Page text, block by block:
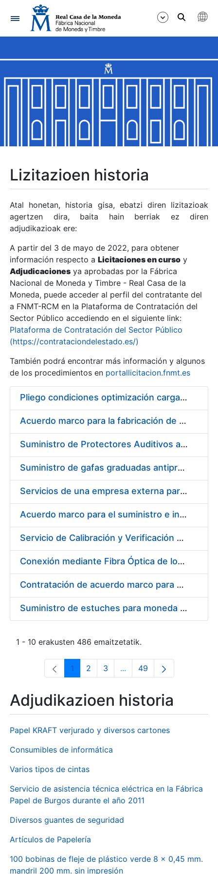
Nabigazioa
Erakutsi/Ezkutatu
Erakutsi/Ezkutatu
Erakutsi/Ezkutatu
Erakutsi/Ezkutatu
Erakutsi/Ezkutatu
Erakutsi/Ezkutatu
Erakutsi/Ezkutatu
Erakutsi/Ezkutatu
Lizitazioen historia
Atal honetan, historia gisa, ebatzi diren lizitazioak
agertzen dira, baita hain berriak ez diren
adjudikazioak ere:
A partir del 3 de mayo de 2022, para obtener
información respecto a Licitaciones en curso y
Adjudicaciones ya aprobadas por la Fábrica
Nacional de Moneda y Timbre - Real Casa de la
Moneda, puede acceder al perfil del contratante del
a FNMT-RCM en la Plataforma de Contratación del
Sector Público accediendo en el siguiente link:
Plataforma de Contratación del Sector Público
(https://contrataciondelestado.es/)
También podrá encontrar más información y algunos
de los procedimientos en portallicitacion.fnmt.es
Pliego condiciones optimización cargas compras firmado
Acuerdo marco para la fabricación de piezas
Suministro de Protectores Auditivos a medida para las personas trabajadoras de los Centros de Trabajo de Madrid y Burgos
Suministro de gafas graduadas antiproyecciones para los trabajadores de la FNMT-RCM en los centros de trabajo de Madrid y Burgos
Servicios de una empresa externa para el asesoramiento y resolución de los recursos de alzada que se presentan relacionados con procesos de selección para la FNMT-RCM
Acuerdo marco para el suministro e instalación de persianas, estores y otros complementos
Servicio de Calibración y Verificación Externa de los Equipos de Medición del Servicio de Prevención de la FNMT-RCM
Conexión mediante Fibra Óptica de los Centros de Proceso de Datos (CPDs) de las sedes de la FNMT-RCM de Burgos y Madrid
Contratación de acuerdo marco para el Suministro de Material de Electricidad para la Fábrica Nacional de Moneda y Timbre-Real Casa de la Moneda en su centro de trabajo de Burgos
Suministro de estuches para moneda de 30 €
1 - 10 erakusten 486 emaitzetatik.
Orrialdea
1 Orrialdea
2 Orrialdea
3 ...Intermediate Pages Use
Orrialdea
49
Adjudikazioen historia
Papel KRAFT verjurado y diversos cartones
Consumibles de informática
Varios tipos de cintas
Servicio de asistencia técnica eléctrica en la Fábrica
Papel de Burgos durante el año 2011
Diversos guantes de seguridad
Artículos de Papelería
100 bobinas de fleje de plástico verde 8 x 0,45 mm.
mandril 200 mm. sin impresión